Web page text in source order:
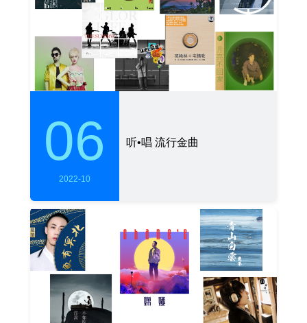
06
2022-10
听•唱 流行金曲